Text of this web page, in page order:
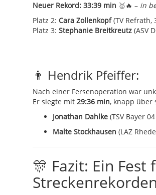
Neuer Rekord: 33:39 min 🥇🔥 – in
Platz 2: Cara Zollenkopf(TV Refrath,
Platz 3: Stephanie Breitkreutz (ASV
👨 Hendrik Pfeiffer:
Nach einer Fersenoperation war
Er siegte mit 29:36 min, knapp über
Jonathan Dahlke (TSV Bayer
Malte Stockhausen (LAZ
🎊 Fazit: Ein